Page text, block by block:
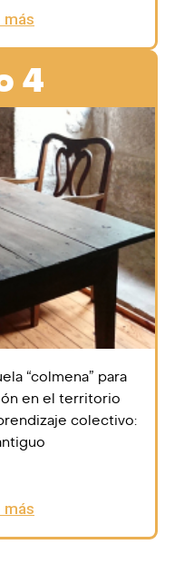
más
4
“colmena” para
en el territorio
colectivo:
más